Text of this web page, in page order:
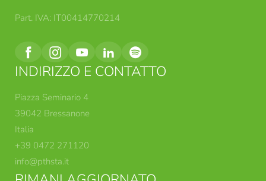
Part. IVA: IT00414770214
INDIRIZZO E CONTATTO
Piazza Seminario 4
39042 Bressanone
Italia
+39 0472 271120
info@pthsta.it